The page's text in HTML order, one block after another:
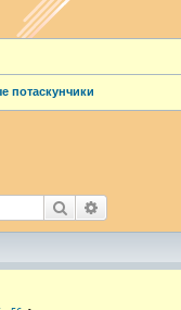
потаскунчики
Поиск